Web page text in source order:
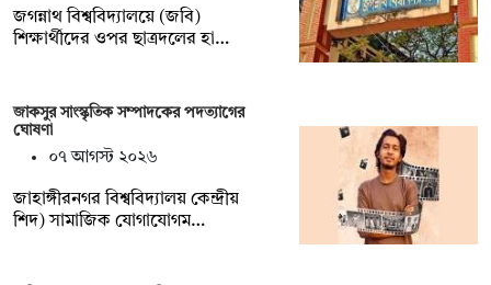
জগন্নাথ বিশ্ববিদ্যালয়ে (জবি)
শিক্ষার্থীদের ওপর ছাত্রদলের হা…
জাকসুর সাংস্কৃতিক সম্পাদকের পদত্যাগের
ঘোষণা
০৭ আগস্ট ২০২৬
‎জাহাঙ্গীরনগর বিশ্ববিদ্যালয় কেন্দ্রীয়
শিদ) সামাজিক যোগাযোগম…